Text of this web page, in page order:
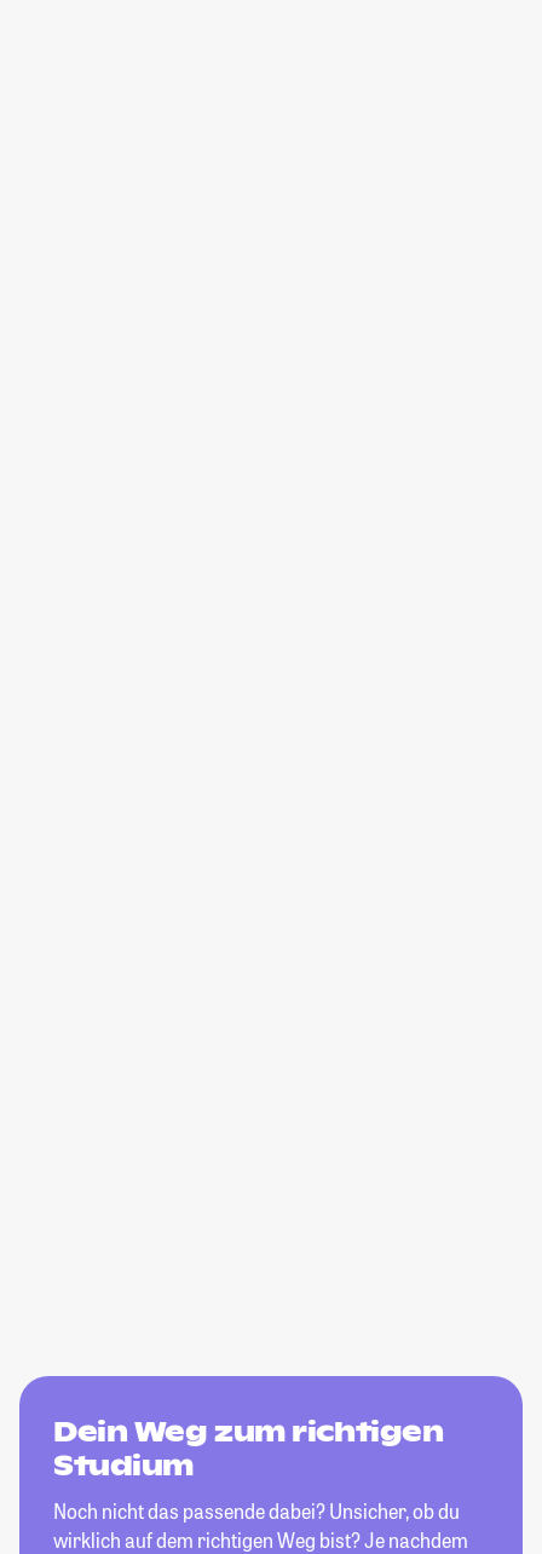
Dein Weg zum richtigen
Studium
Noch nicht das passende dabei? Unsicher, ob du
wirklich auf dem richtigen Weg bist? Je nachdem